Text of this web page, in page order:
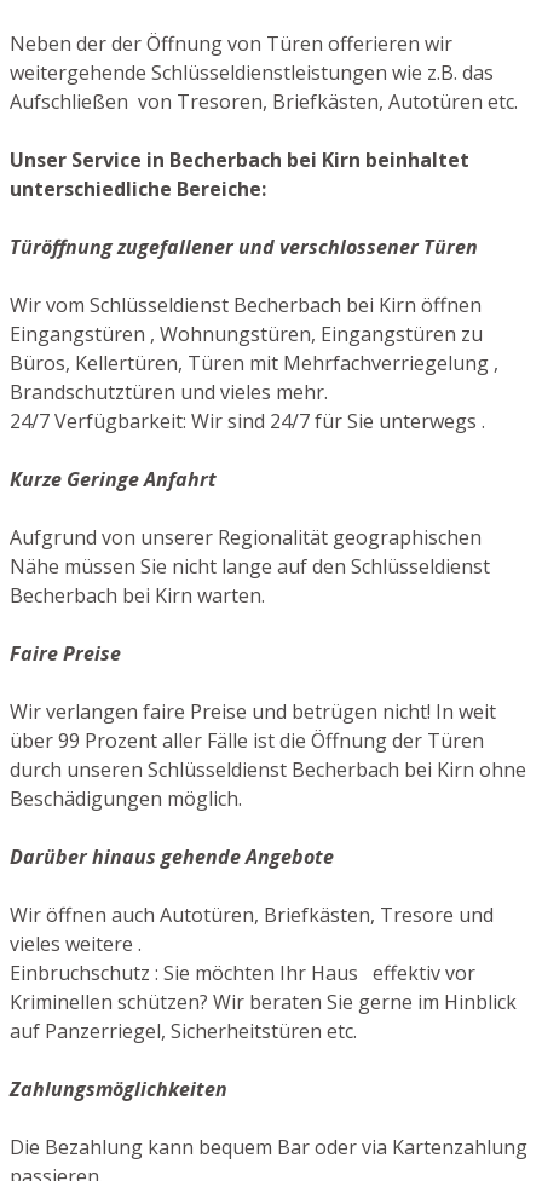
Neben der der Öffnung von Türen offerieren wir
weitergehende Schlüsseldienstleistungen wie z.B. das
Aufschließen von Tresoren, Briefkästen, Autotüren etc.
Unser Service in Becherbach bei Kirn beinhaltet
unterschiedliche Bereiche:
Türöffnung zugefallener und verschlossener Türen
Wir vom Schlüsseldienst Becherbach bei Kirn öffnen
Eingangstüren , Wohnungstüren, Eingangstüren zu
Büros, Kellertüren, Türen mit Mehrfachverriegelung ,
Brandschutztüren und vieles mehr.
24/7 Verfügbarkeit: Wir sind 24/7 für Sie unterwegs .
Kurze Geringe Anfahrt
Aufgrund von unserer Regionalität geographischen
Nähe müssen Sie nicht lange auf den Schlüsseldienst
Becherbach bei Kirn warten.
Faire Preise
Wir verlangen faire Preise und betrügen nicht! In weit
über 99 Prozent aller Fälle ist die Öffnung der Türen
durch unseren Schlüsseldienst Becherbach bei Kirn ohne
Beschädigungen möglich.
Darüber hinaus gehende Angebote
Wir öffnen auch Autotüren, Briefkästen, Tresore und
vieles weitere .
Einbruchschutz : Sie möchten Ihr Haus effektiv vor
Kriminellen schützen? Wir beraten Sie gerne im Hinblick
auf Panzerriegel, Sicherheitstüren etc.
Zahlungsmöglichkeiten
Die Bezahlung kann bequem Bar oder via Kartenzahlung